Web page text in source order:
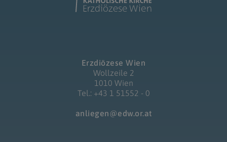
Erzdiözese Wien
Wollzeile 2
1010 Wien
Tel.: +43 1 51552 - 0
anliegen@edw.or.at